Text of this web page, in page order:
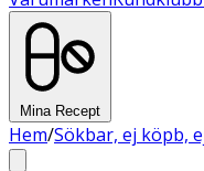
Mina Recept
Hem/Sökbar, ej köpb,